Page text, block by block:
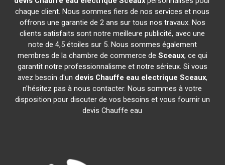
chaque client. Nous sommes fiers de nos services et nous
offrons une garantie de 2 ans sur tous nos travaux. Nos
clients satisfaits sont notre meilleure publicité, avec une
note de 4,5 étoiles sur 5. Nous sommes également
membres de la chambre de commerce de Sceaux, ce qui
garantit notre professionnalisme et notre sérieux. Si vous
avez besoin d'un devis Chauffe eau electrique Sceaux,
n'hésitez pas à nous contacter. Nous sommes à votre
disposition pour discuter de vos besoins et vous fournir un
devis Chauffe eau